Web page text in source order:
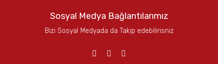
Sosyal Medya Bağlantılarımız
Bizi Sosyal Medyada da Takip edebilirisniz